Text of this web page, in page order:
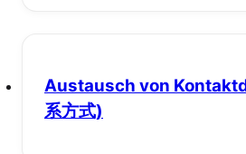
Austausch von
系方式)